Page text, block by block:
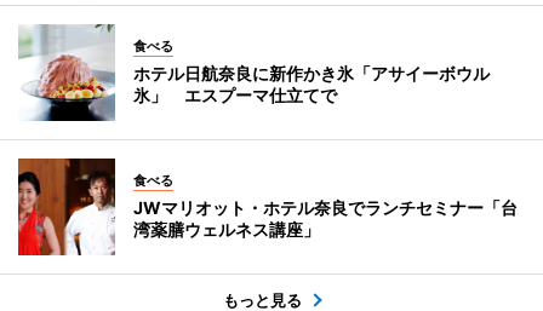
食べる
ホテル日航奈良に新作かき氷「アサイーボウル
氷」 エスプーマ仕立てで
食べる
JWマリオット・ホテル奈良でランチセミナー「台
湾薬膳ウェルネス講座」
もっと見る